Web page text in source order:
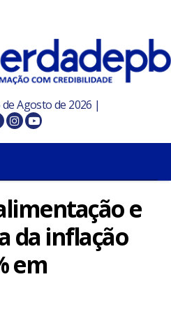
Agosto de 2026 |
e
da inflação
em